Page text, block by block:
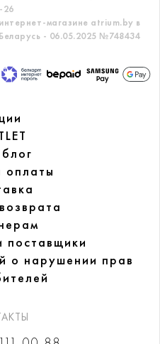
26
магазине atrium.by в
- 06.05.2025 №748434
оплаты
поставщики
о нарушении прав